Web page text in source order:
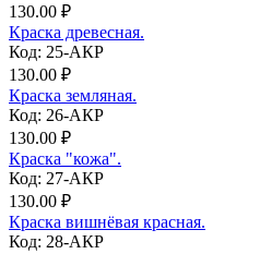
130.00 ₽
Краска древесная.
Код: 25-АКР
130.00 ₽
Краска земляная.
Код: 26-АКР
130.00 ₽
Краска "кожа".
Код: 27-АКР
130.00 ₽
Краска вишнёвая красная.
Код: 28-АКР